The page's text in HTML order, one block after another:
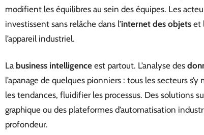
modifient les équilibres au sein des équipes. Les
investissent sans relâche dans l’internet des objets et
l’appareil industriel.
La business intelligence est partout. L’analyse des
l’apanage de quelques pionniers : tous les secteurs
les tendances, fluidifier les processus. Des solutions
graphique ou des plateformes d’automatisation
profondeur.